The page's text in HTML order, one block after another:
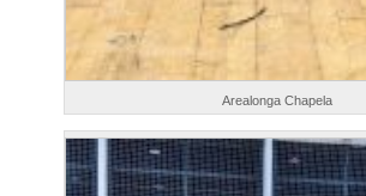
Arealonga Chapela